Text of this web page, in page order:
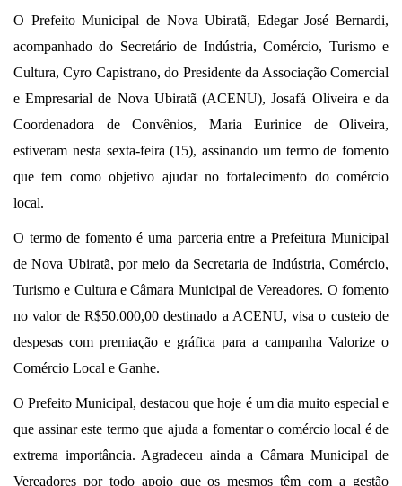
O Prefeito Municipal de Nova Ubiratã, Edegar José Bernardi,
acompanhado do Secretário de Indústria, Comércio, Turismo e
Cultura, Cyro Capistrano, do Presidente da Associação Comercial
e Empresarial de Nova Ubiratã (ACENU), Josafá Oliveira e da
Coordenadora de Convênios, Maria Eurinice de Oliveira,
estiveram nesta sexta-feira (15), assinando um termo de fomento
que tem como objetivo ajudar no fortalecimento do comércio
local.
O termo de fomento é uma parceria entre a Prefeitura Municipal
de Nova Ubiratã, por meio da Secretaria de Indústria, Comércio,
Turismo e Cultura e Câmara Municipal de Vereadores. O fomento
no valor de R$50.000,00 destinado a ACENU, visa o custeio de
despesas com premiação e gráfica para a campanha Valorize o
Comércio Local e Ganhe.
O Prefeito Municipal, destacou que hoje é um dia muito especial e
que assinar este termo que ajuda a fomentar o comércio local é de
extrema importância. Agradeceu ainda a Câmara Municipal de
Vereadores por todo apoio que os mesmos têm com a gestão